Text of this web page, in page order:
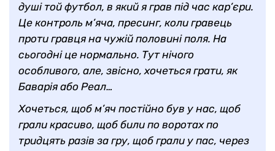
душі той футбол, в який я грав під час кар’єри.
Це контроль м’яча, пресинг, коли гравець
проти гравця на чужій половині поля. На
сьогодні це нормально. Тут нічого
особливого, але, звісно, хочеться грати, як
Баварія або Реал…
Хочеться, щоб м’яч постійно був у нас, щоб
грали красиво, щоб били по воротах по
тридцять разів за гру, щоб грали у пас, через